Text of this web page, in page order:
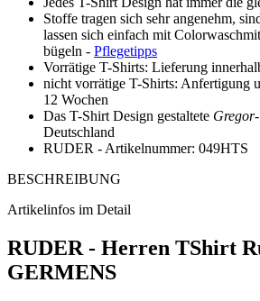
Stoffe tragen sich sehr angenehm,
lassen sich einfach mit
bügeln - Pflegetipps
Vorrätige T-Shirts: Lieferung
nicht vorrätige T-Shirts: Anfertigung
12 Wochen
Das T-Shirt Design gestaltete
Deutschland
RUDER - Artikelnummer: 049HTS
BESCHREIBUNG
Artikelinfos im Detail
RUDER - Herren TShirt
GERMENS